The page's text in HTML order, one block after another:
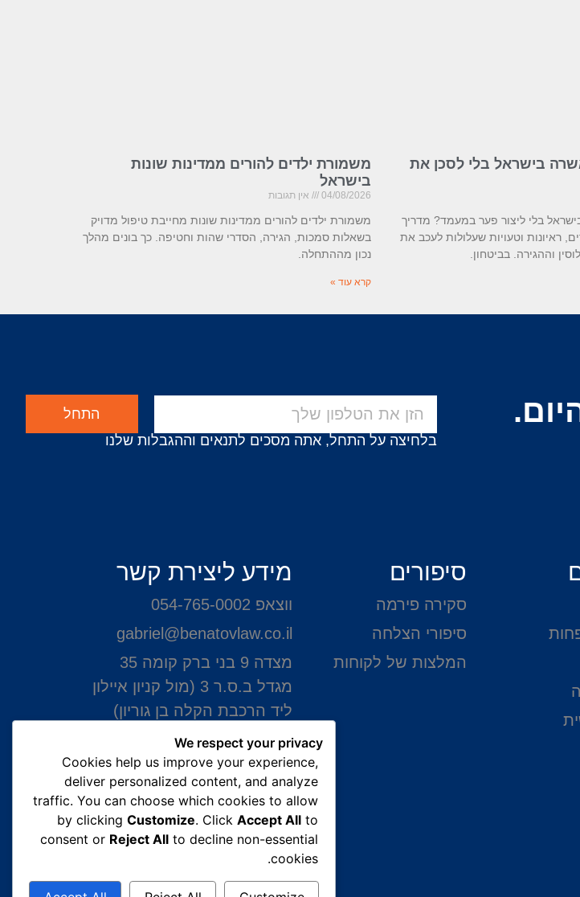
בישראל בלי לסכן את
בלי ליצור פער במעמד? מדריך
ראיונות וטעויות שעלולות לעכב את
וההגירה. בביטחון.
משמורת ילדים להורים ממדינות שונות
בישראל
04/08/2026 אין תגובות
משמורת ילדים להורים ממדינות שונות מחייבת טיפול מדויק
בשאלות סמכות, הגירה, הסדרי שהות וחטיפה. כך בונים מהלך
נכון מההתחלה.
קרא עוד »
התחל
בלחיצה על התחל, אתה מסכים לתנאים וההגבלות שלנו
סיפורים
סקירה פירמה
סיפורי הצלחה
המלצות של לקוחות
מידע ליצירת קשר
ווצאפ 054-765-0002
gabriel@benatovlaw.co.il
מצדה 9 בני ברק קומה 35
מגדל ב.ס.ר 3 (מול קניון איילון
ליד הרכבת הקלה בן גוריון)
We respect your privacy
Cookies help us improve your experience,
deliver personalized content, and analyze
traffic. You can choose which cookies to allow
by clickingCustomize. ClickAccept All to
consent or Reject All to decline non-essential
cookies.